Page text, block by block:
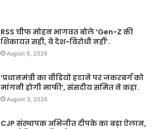
RSS चीफ मोहन भागवत बोले ‘Gen-Z की
शिकायत सही, वे देश-विरोधी नहीं’.
August 6, 2026
‘प्रधानमंत्री का वीडियो हटाने पर जकरबर्ग को
मांगनी होगी माफी’, संसदीय समित ने कहा.
August 3, 2026
CJP संस्थापक अभिजीत दीपके का बड़ा ऐलान,